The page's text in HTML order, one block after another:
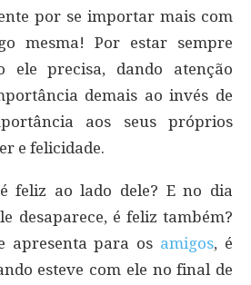
por se importar mais com
mesma! Por estar sempre
ele precisa, dando atenção
demais ao invés de
aos seus próprios
e felicidade.
feliz ao lado dele? E no dia
desaparece, é feliz também?
apresenta para os amigos, é
esteve com ele no final de